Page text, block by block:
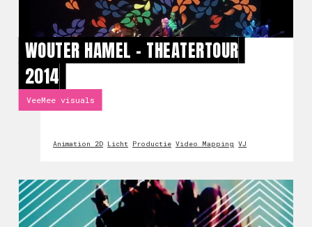
WOUTER HAMEL - THEATERTOUR
2014
VeeMee visuals
Animation 2D Licht Productie Video Mapping VJ